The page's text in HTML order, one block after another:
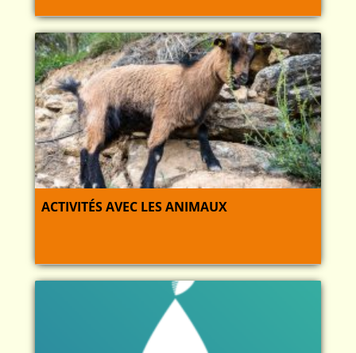
ACTIVITÉS AVEC LES ANIMAUX